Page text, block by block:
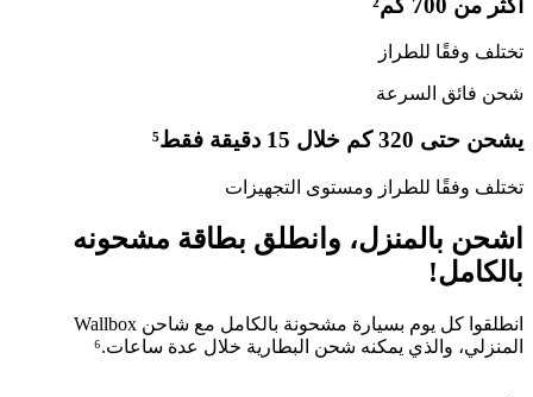
تختلف وفقًا للطراز
شحن فائق السرعة
يشحن حتى 320 كم خلال 15 دقيقة فقط⁵
تختلف وفقًا للطراز ومستوى التجهيزات
اشحن بالمنزل، وانطلق بطاقة مشحونه
بالكامل!
انطلقوا كل يوم بسيارة مشحونة بالكامل مع شاحن Wallbox
المنزلي، والذي يمكنه شحن البطارية خلال عدة ساعات.⁶